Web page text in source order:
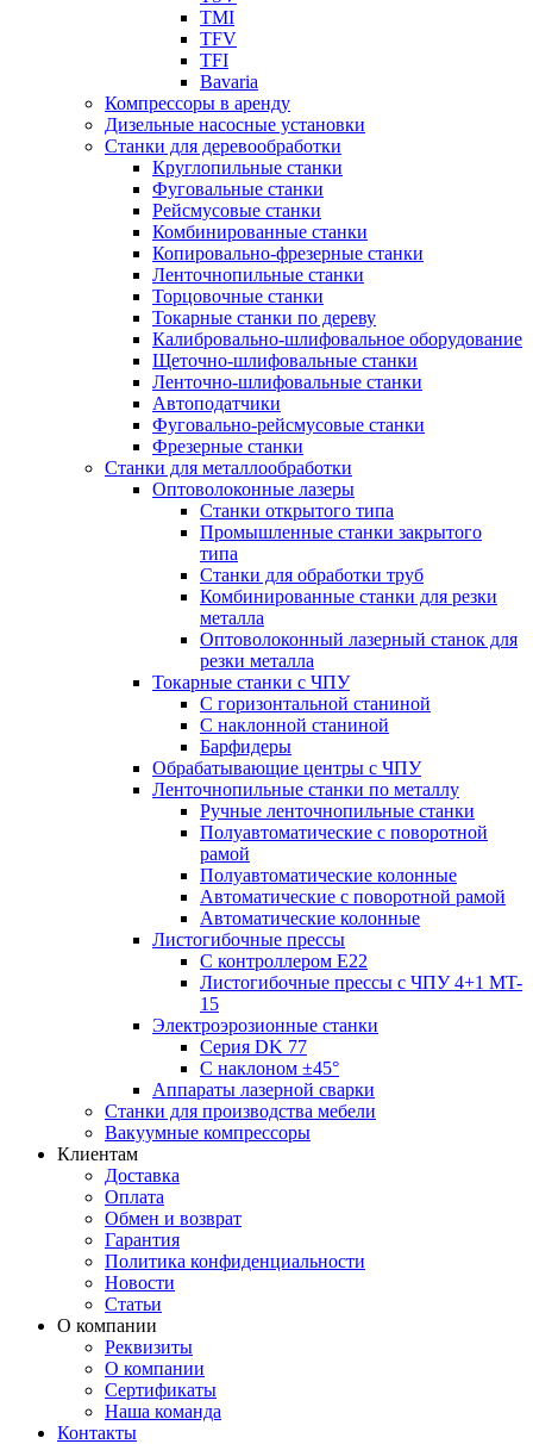
TMI
TFV
TFI
Bavaria
Компрессоры в аренду
Дизельные насосные установки
Станки для деревообработки
Круглопильные станки
Фуговальные станки
Рейсмусовые станки
Комбинированные станки
Копировально-фрезерные станки
Ленточнопильные станки
Торцовочные станки
Токарные станки по дереву
Калибровально-шлифовальное оборудование
Щеточно-шлифовальные станки
Ленточно-шлифовальные станки
Автоподатчики
Фуговально-рейсмусовые станки
Фрезерные станки
Станки для металлообработки
Оптоволоконные лазеры
Станки открытого типа
Промышленные станки закрытого
типа
Станки для обработки труб
Комбинированные станки для резки
металла
Оптоволоконный лазерный станок для
резки металла
Токарные станки с ЧПУ
С горизонтальной станиной
С наклонной станиной
Барфидеры
Обрабатывающие центры с ЧПУ
Ленточнопильные станки по металлу
Ручные ленточнопильные станки
Полуавтоматические с поворотной
рамой
Полуавтоматические колонные
Автоматические с поворотной рамой
Автоматические колонные
Листогибочные прессы
С контроллером E22
Листогибочные прессы с ЧПУ 4+1 MT-
15
Электроэрозионные станки
Серия DK 77
С наклоном ±45°
Аппараты лазерной сварки
Станки для производства мебели
Вакуумные компрессоры
Клиентам
Доставка
Оплата
Обмен и возврат
Гарантия
Политика конфиденциальности
Новости
Статьи
О компании
Реквизиты
О компании
Сертификаты
Наша команда
Контакты